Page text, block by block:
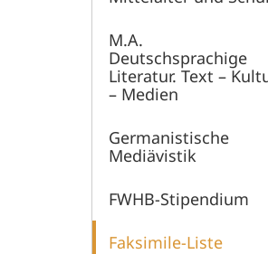
M.A.
Deutschsprachige
Literatur. Text –
– Medien
Germanistische
Mediävistik
FWHB-Stipendium
Faksimile-Liste